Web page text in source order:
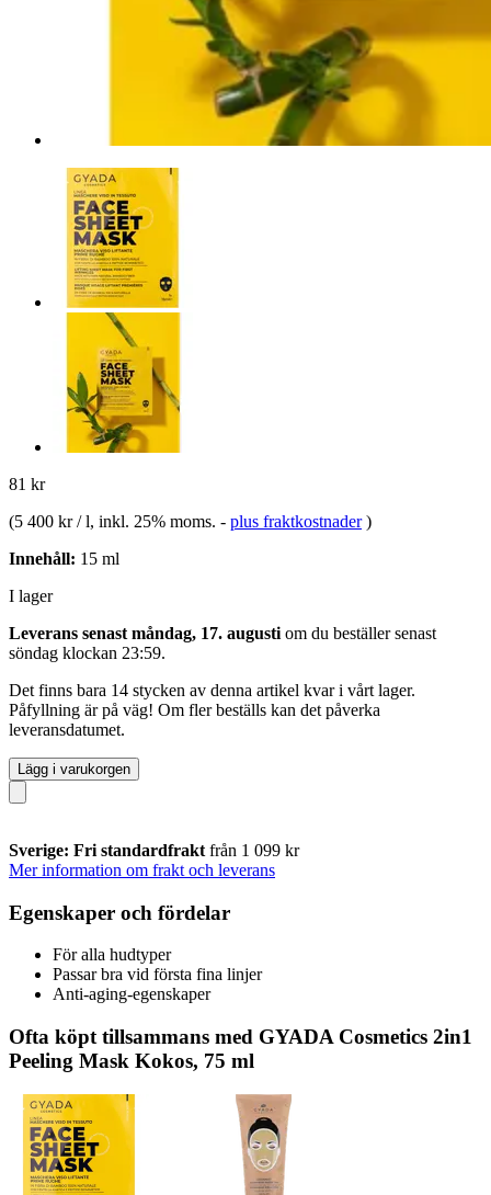
81 kr
(5 400 kr / l, inkl. 25% moms. - plus fraktkostnader )
Innehåll: 15 ml
I lager
Leverans senast måndag, 17. augusti om du beställer senast
söndag klockan 23:59.
Det finns bara 14 stycken av denna artikel kvar i vårt lager.
Påfyllning är på väg! Om fler beställs kan det påverka
leveransdatumet.
Lägg i varukorgen
Sverige: Fri standardfrakt från 1 099 kr
Mer information om frakt och leverans
Egenskaper och fördelar
För alla hudtyper
Passar bra vid första fina linjer
Anti-aging-egenskaper
Ofta köpt tillsammans med GYADA Cosmetics 2in1
Peeling Mask Kokos, 75 ml